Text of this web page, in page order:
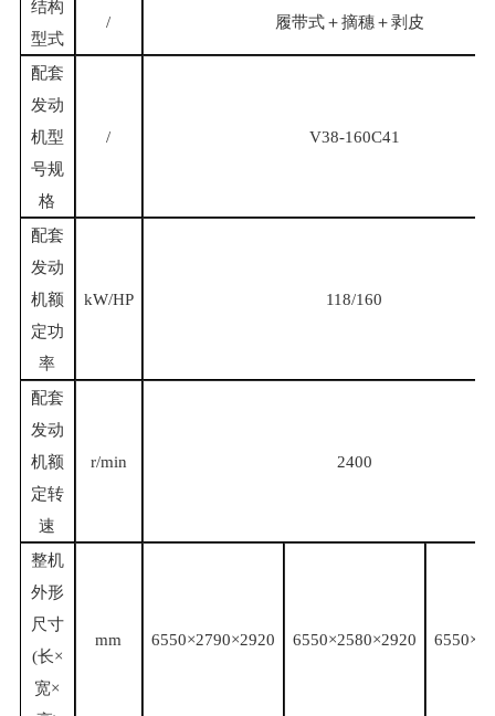
结构
型式
/ 履带式＋摘穗＋剥皮
配套
发动
机型
号规
格
/ V38-160C41
配套
发动
机额
定功
率
kW/HP 118/160
配套
发动
机额
定转
速
r/min 2400
整机
外形
尺寸
(长×
宽×
mm 6550×2790×2920 6550×2580×2920